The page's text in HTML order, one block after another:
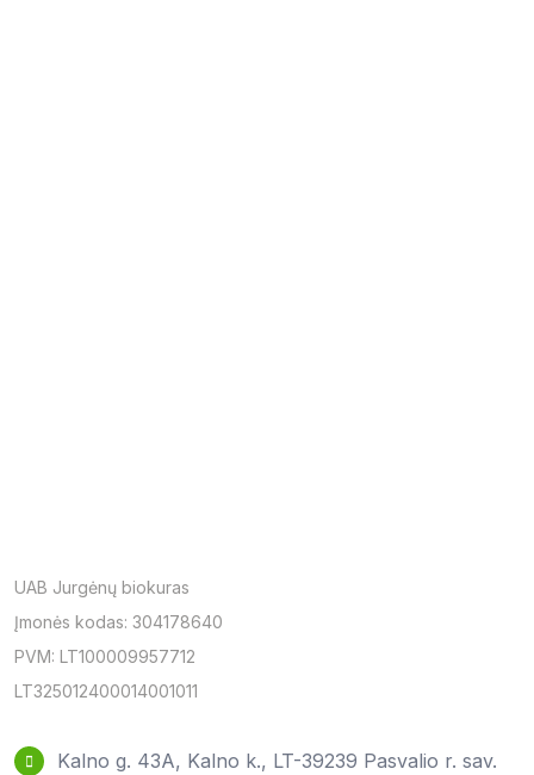
UAB Jurgėnų biokuras
Įmonės kodas: 304178640
PVM: LT100009957712
LT325012400014001011
Kalno g. 43A, Kalno k., LT-39239 Pasvalio r. sav.